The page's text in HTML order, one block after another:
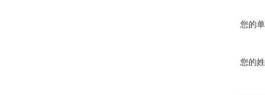
您的
您的